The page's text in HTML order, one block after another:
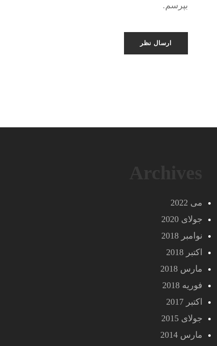
بپرسم.
می 2022
جولای 2020
نوامبر 2018
اکتبر 2018
مارس 2018
فوریه 2018
اکتبر 2017
جولای 2015
مارس 2014